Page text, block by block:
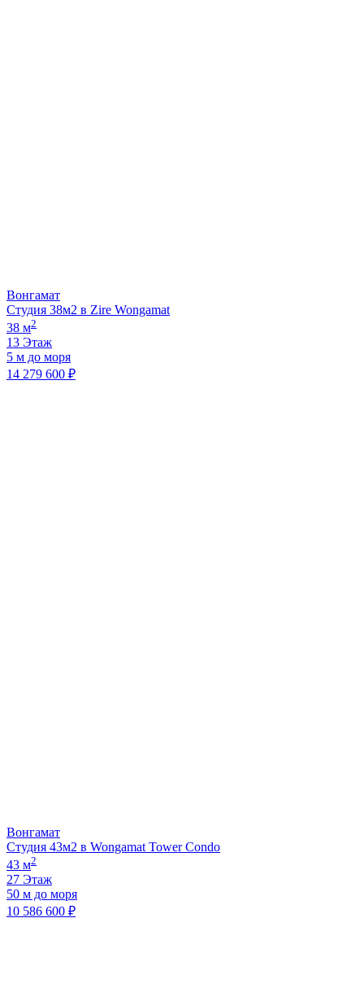
Вонгамат
Студия 38м2 в Zire Wongamat
38 м2
13 Этаж
5 м до моря
14 279 600 ₽
Вонгамат
Студия 43м2 в Wongamat Tower Condo
43 м2
27 Этаж
50 м до моря
10 586 600 ₽